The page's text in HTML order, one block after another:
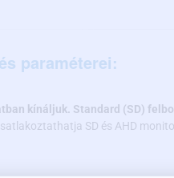
paraméterei:
kínáljuk. Standard (SD)
SD és AHD